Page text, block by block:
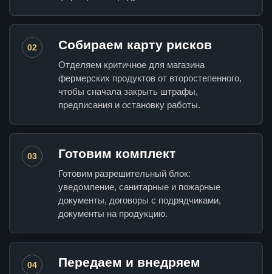
02 Собираем карту рисков
Отделяем критичное для магазина
фермерских продуктов от второстепенного,
чтобы сначала закрыть штрафы,
предписания и остановку работы.
03 Готовим комплект
Готовим разрешительный блок:
уведомление, санитарные и пожарные
документы, договоры с подрядчиками,
документы на продукцию.
04 Передаем и внедряем